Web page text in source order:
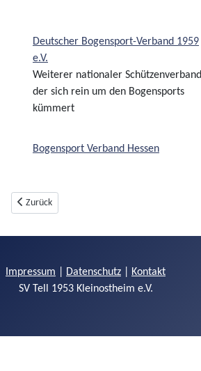
Deutscher Bogensport-Verband 1959
e.V.
Weiterer nationaler Schützenverband
der sich rein um den Bogensports
kümmert
Bogensport Verband Hessen
Vorheriger Beitrag: Händler
Zurück
Impressum Datenschutz
Kontakt
SV Tell 1953 Kleinostheim e.V.